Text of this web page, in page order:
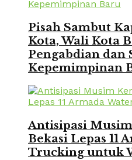
Pisah Sambut
Kota, Wali Kota
Pengabdian dan
Kepemimpinan
Antisipasi
Bekasi Lepas 11
Trucking untuk